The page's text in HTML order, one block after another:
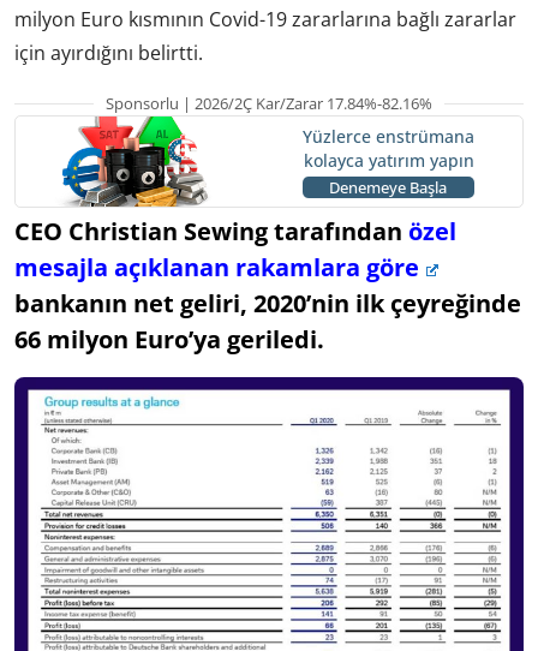
milyon Euro kısmının Covid-19 zararlarına bağlı zararlar
için ayırdığını belirtti.
Sponsorlu | 2026/2Ç Kar/Zarar 17.84%-82.16%
Yüzlerce enstrümana
kolayca yatırım yapın
Denemeye Başla
CEO Christian Sewing tarafından özel
mesajla açıklanan rakamlara göre
bankanın net geliri, 2020’nin ilk çeyreğinde
66 milyon Euro’ya geriledi.